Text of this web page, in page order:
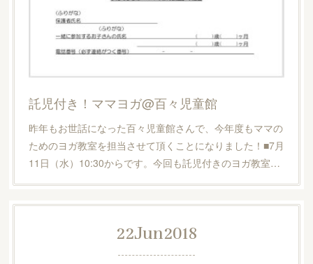
託児付き！ママヨガ@百々児童館
昨年もお世話になった百々児童館さんで、今年度もママの
ためのヨガ教室を担当させて頂くことになりました！■7月
11日（水）10:30からです。今回も託児付きのヨガ教室…
22Jun2018